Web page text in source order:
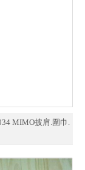
MIMO披肩.圍巾.